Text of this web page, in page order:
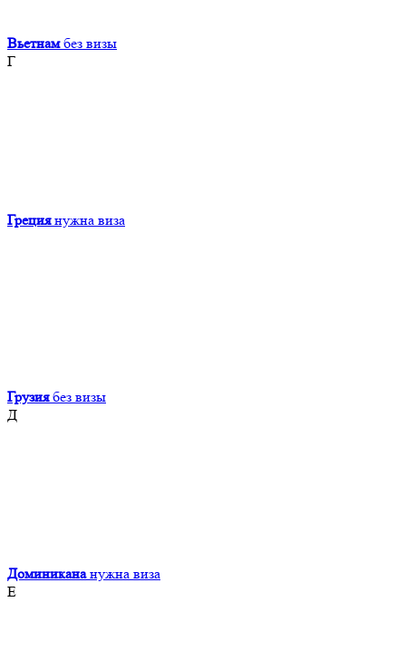
Вьетнам без визы
Г
Греция нужна виза
Грузия без визы
Д
Доминикана нужна виза
Е